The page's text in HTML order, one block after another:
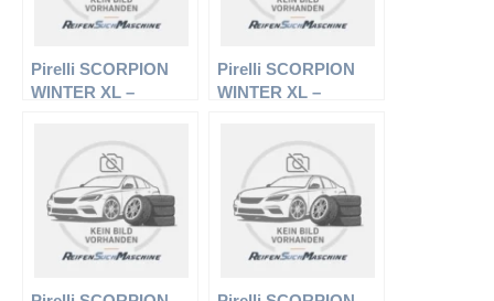
Pirelli SCORPION
WINTER XL –
Winterreifen
Pirelli SCORPION
WINTER XL –
Winterreifen